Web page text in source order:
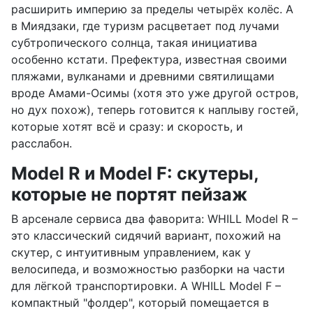
расширить империю за пределы четырёх колёс. А
в Миядзаки, где туризм расцветает под лучами
субтропического солнца, такая инициатива
особенно кстати. Префектура, известная своими
пляжами, вулканами и древними святилищами
вроде Амами-Осимы (хотя это уже другой остров,
но дух похож), теперь готовится к наплыву гостей,
которые хотят всё и сразу: и скорость, и
расслабон.
Model R и Model F: скутеры,
которые не портят пейзаж
В арсенале сервиса два фаворита: WHILL Model R –
это классический сидячий вариант, похожий на
скутер, с интуитивным управлением, как у
велосипеда, и возможностью разборки на части
для лёгкой транспортировки. А WHILL Model F –
компактный "фолдер", который помещается в